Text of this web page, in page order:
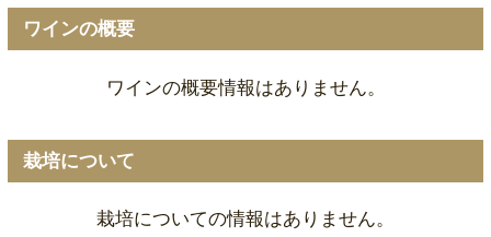
ワインの概要
ワインの概要情報はありません。
栽培について
栽培についての情報はありません。